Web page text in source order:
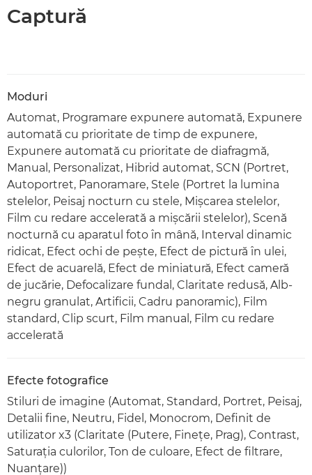
Captură
Moduri
Automat, Programare expunere automată, Expunere
automată cu prioritate de timp de expunere,
Expunere automată cu prioritate de diafragmă,
Manual, Personalizat, Hibrid automat, SCN (Portret,
Autoportret, Panoramare, Stele (Portret la lumina
stelelor, Peisaj nocturn cu stele, Mişcarea stelelor,
Film cu redare accelerată a mişcării stelelor), Scenă
nocturnă cu aparatul foto în mână, Interval dinamic
ridicat, Efect ochi de peşte, Efect de pictură în ulei,
Efect de acuarelă, Efect de miniatură, Efect cameră
de jucărie, Defocalizare fundal, Claritate redusă, Alb-
negru granulat, Artificii, Cadru panoramic), Film
standard, Clip scurt, Film manual, Film cu redare
accelerată
Efecte fotografice
Stiluri de imagine (Automat, Standard, Portret, Peisaj,
Detalii fine, Neutru, Fidel, Monocrom, Definit de
utilizator x3 (Claritate (Putere, Fineţe, Prag), Contrast,
Saturaţia culorilor, Ton de culoare, Efect de filtrare,
Nuanţare))